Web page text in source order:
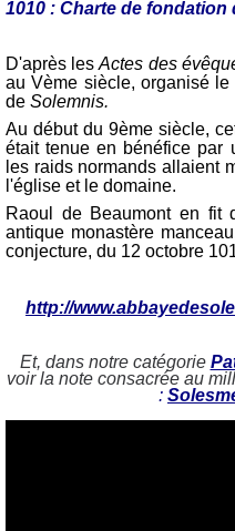
1010 : Charte de
D'après lesActes des
au Vème siècle, organisé
de Solemnis.
Au début du 9ème siècle,
était tenue en bénéfice par
les raids normands allaient
l'église et le domaine.
Raoul de Beaumont en fit
antique monastère
conjecture, du 12 octobre
http://
Et, dans notre catégorie
voir la note consacrée au
: